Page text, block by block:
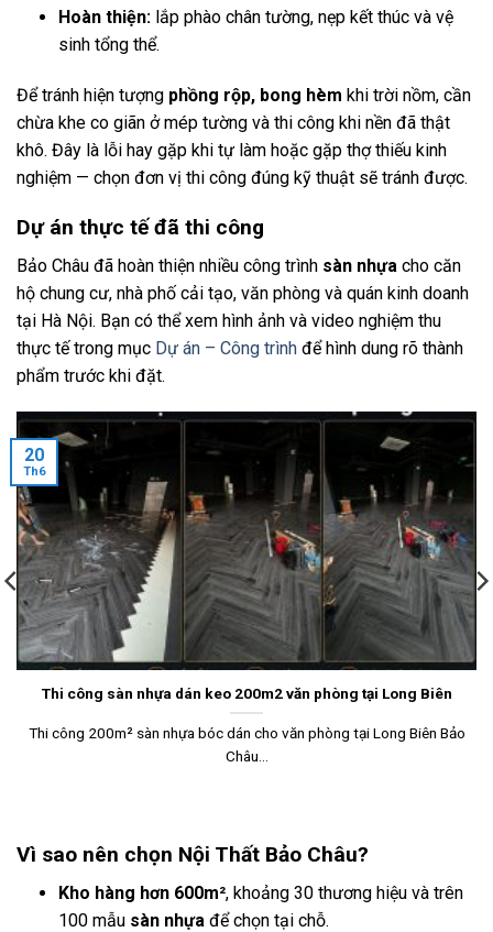
Hoàn thiện: lắp phào chân tường, nẹp kết thúc và vệ
sinh tổng thể.
Để tránh hiện tượng phồng rộp, bong hèm khi trời nồm, cần
chừa khe co giãn ở mép tường và thi công khi nền đã thật
khô. Đây là lỗi hay gặp khi tự làm hoặc gặp thợ thiếu kinh
nghiệm — chọn đơn vị thi công đúng kỹ thuật sẽ tránh được.
Dự án thực tế đã thi công
Bảo Châu đã hoàn thiện nhiều công trình sàn nhựa cho căn
hộ chung cư, nhà phố cải tạo, văn phòng và quán kinh doanh
tại Hà Nội. Bạn có thể xem hình ảnh và video nghiệm thu
thực tế trong mục Dự án – Công trình để hình dung rõ thành
phẩm trước khi đặt.
Thi công sàn nhựa dán keo 200m2 văn phòng tại Long Biên
Thi công 200m² sàn nhựa bóc dán cho văn phòng tại Long Biên Bảo
Châu...
20
Th6
Vì sao nên chọn Nội Thất Bảo Châu?
Kho hàng hơn 600m², khoảng 30 thương hiệu và trên
100 mẫu sàn nhựa để chọn tại chỗ.